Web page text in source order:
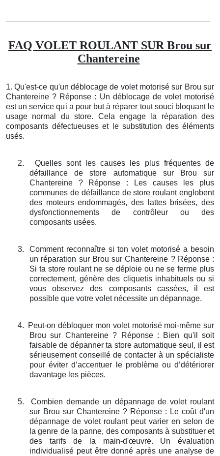
FAQ VOLET ROULANT SUR Brou sur
Chantereine
1. Qu'est-ce qu'un déblocage de volet motorisé sur Brou sur
Chantereine ? Réponse : Un déblocage de volet motorisé
est un service qui a pour but à réparer tout souci bloquant le
usage normal du store. Cela engage la réparation des
composants défectueuses et le substitution des éléments
usés.
2.
Quelles sont les causes les plus fréquentes de
défaillance de store automatique sur Brou sur
Chantereine ? Réponse : Les causes les plus
communes de défaillance de store roulant englobent
des moteurs endommagés, des lattes brisées, des
dysfonctionnements de contrôleur ou des
composants usées.
3.
Comment reconnaître si ton volet motorisé a besoin
un réparation sur Brou sur Chantereine ? Réponse :
Si ta store roulant ne se déploie ou ne se ferme plus
correctement, génère des cliquetis inhabituels ou si
vous observez des composants cassées, il est
possible que votre volet nécessite un dépannage.
4.
Peut-on débloquer mon volet motorisé moi-même sur
Brou sur Chantereine ? Réponse : Bien qu'il soit
faisable de dépanner ta store automatique seul, il est
sérieusement conseillé de contacter à un spécialiste
pour éviter d’accentuer le problème ou d’détériorer
davantage les pièces.
5.
Combien demande un dépannage de volet roulant
sur Brou sur Chantereine ? Réponse : Le coût d'un
dépannage de volet roulant peut varier en selon de
la genre de la panne, des composants à substituer et
des tarifs de la main-d'œuvre. Un évaluation
individualisé peut être donné après une analyse de